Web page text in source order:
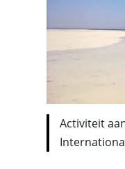
Activiteit